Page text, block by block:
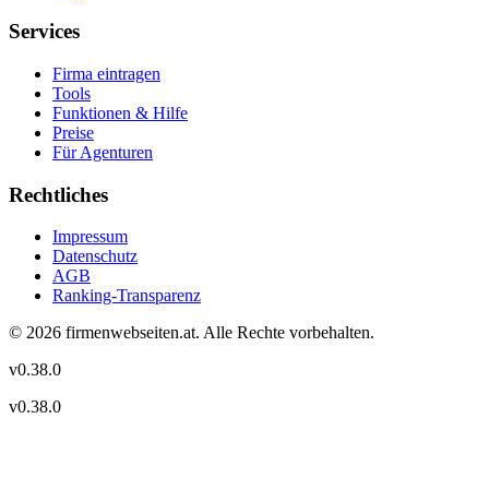
Services
Firma eintragen
Tools
Funktionen & Hilfe
Preise
Für Agenturen
Rechtliches
Impressum
Datenschutz
AGB
Ranking-Transparenz
© 2026 firmenwebseiten.at. Alle Rechte vorbehalten.
v0.38.0
v0.38.0